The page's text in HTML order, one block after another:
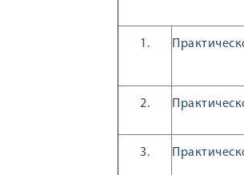
1.
2.
3.